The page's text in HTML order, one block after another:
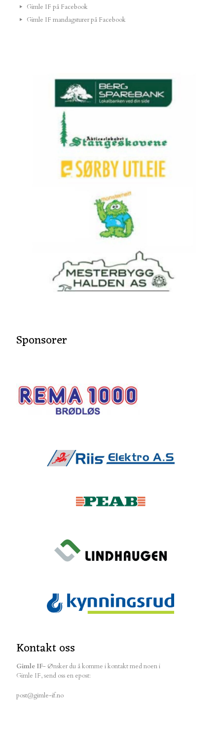
Gimle IF på Facebook
Gimle IF mandagsturer på Facebook
Sponsorer
Kontakt oss
Gimle IF- Ønsker du å komme i kontakt med noen i
Gimle IF, send oss en epost:
post@gimle-if.no